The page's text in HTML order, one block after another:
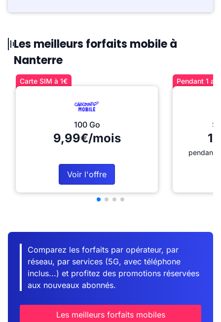
Les meilleurs forfaits mobile à
Nanterre
Carte SIM à 1€
100 Go
9,99€/mois
Voir l'offre
Pendant 1
pendant
Comparez les forfaits par opérateur, par
réseau, par services (5G, avec téléphone
inclus...) et profitez des promotions réservées
aux nouveaux abonnés.
Les meilleurs forfaits mobiles